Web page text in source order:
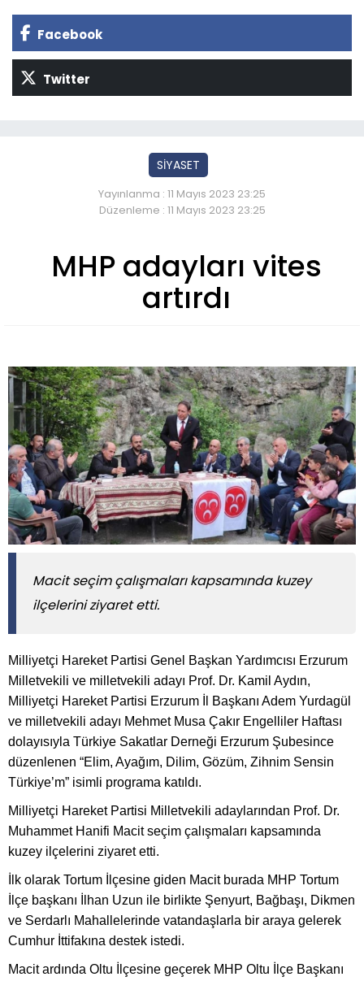
Facebook
Twitter
SİYASET
Yayınlanma : 11 Mayıs 2023 23:25
Düzenleme : 11 Mayıs 2023 23:25
MHP adayları vites
artırdı
Macit seçim çalışmaları kapsamında kuzey
ilçelerini ziyaret etti.
Milliyetçi Hareket Partisi Genel Başkan Yardımcısı Erzurum
Milletvekili ve milletvekili adayı Prof. Dr. Kamil Aydın,
Milliyetçi Hareket Partisi Erzurum İl Başkanı Adem Yurdagül
ve milletvekili adayı Mehmet Musa Çakır Engelliler Haftası
dolayısıyla Türkiye Sakatlar Derneği Erzurum Şubesince
düzenlenen “Elim, Ayağım, Dilim, Gözüm, Zihnim Sensin
Türkiye’m” isimli programa katıldı.
Milliyetçi Hareket Partisi Milletvekili adaylarından Prof. Dr.
Muhammet Hanifi Macit seçim çalışmaları kapsamında
kuzey ilçelerini ziyaret etti.
İlk olarak Tortum İlçesine giden Macit burada MHP Tortum
İlçe başkanı İlhan Uzun ile birlikte Şenyurt, Bağbaşı, Dikmen
ve Serdarlı Mahallelerinde vatandaşlarla bir araya gelerek
Cumhur İttifakına destek istedi.
Macit ardında Oltu İlçesine geçerek MHP Oltu İlçe Başkanı